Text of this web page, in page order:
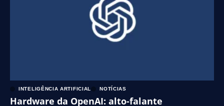
INTELIGÊNCIA ARTIFICIAL NOTÍCIAS
Hardware da OpenAI: alto-falante